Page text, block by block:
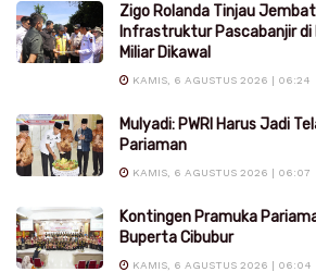
Zigo Rolanda Tinjau
Infrastruktur Pascabanjir di
Miliar Dikawal
KAMIS, 6 AGUSTUS 2026 | 06:24
Mulyadi: PWRI Harus Jadi
Pariaman
KAMIS, 6 AGUSTUS 2026 | 06:07
Kontingen Pramuka
Buperta Cibubur
KAMIS, 6 AGUSTUS 2026 | 06:04